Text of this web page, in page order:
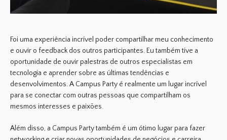
Foi uma experiência incrível poder compartilhar meu conhecimento
e ouvir o feedback dos outros participantes. Eu também tive a
oportunidade de ouvir palestras de outros especialistas em
tecnologia e aprender sobre as últimas tendências e
desenvolvimentos. A Campus Party é realmente um lugar incrível
para se conectar com outras pessoas que compartilham os
mesmos interesses e paixões.
Além disso, a Campus Party também é um ótimo lugar para fazer